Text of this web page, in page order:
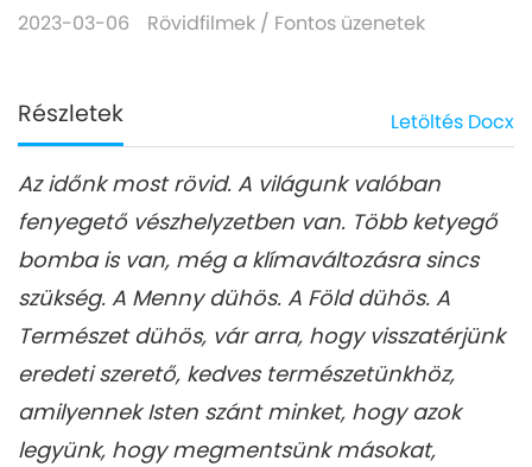
2023-03-06 Rövidfilmek / Fontos üzenetek
Részletek Letöltés Docx
Az időnk most rövid. A világunk valóban
fenyegető vészhelyzetben van. Több ketyegő
bomba is van, még a klímaváltozásra sincs
szükség. A Menny dühös. A Föld dühös. A
Természet dühös, vár arra, hogy visszatérjünk
eredeti szerető, kedves természetünkhöz,
amilyennek Isten szánt minket, hogy azok
legyünk, hogy megmentsünk másokat,